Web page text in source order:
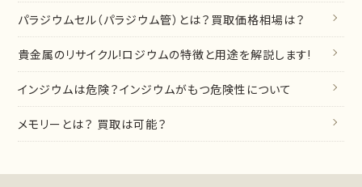
パラジウムセル（パラジウム管）とは？買取価格相場は？
貴金属のリサイクル!ロジウムの特徴と用途を解説します!
インジウムは危険？インジウムがもつ危険性について
メモリーとは？ 買取は可能？